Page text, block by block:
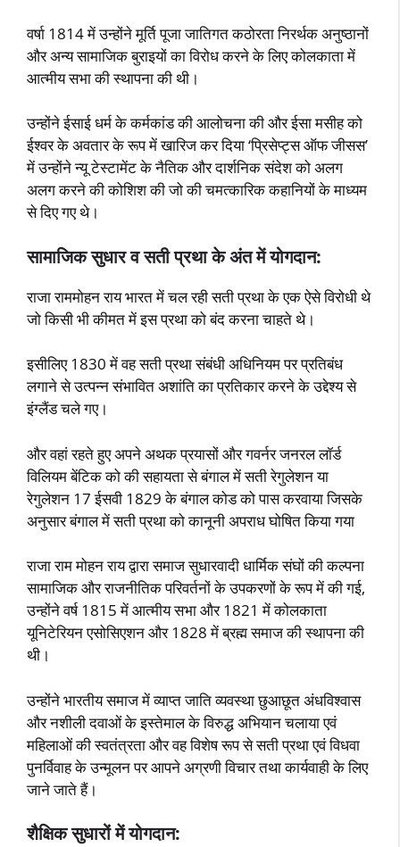
वर्षा 1814 में उन्होंने मूर्ति पूजा जातिगत कठोरता निरर्थक अनुष्ठानों
और अन्य सामाजिक बुराइयों का विरोध करने के लिए कोलकाता में
आत्मीय सभा की स्थापना की थी।
उन्होंने ईसाई धर्म के कर्मकांड की आलोचना की और ईसा मसीह को
ईश्वर के अवतार के रूप में खारिज कर दिया ‘प्रिसेप्ट्स ऑफ जीसस’
में उन्होंने न्यू टेस्टामेंट के नैतिक और दार्शनिक संदेश को अलग
अलग करने की कोशिश की जो की चमत्कारिक कहानियों के माध्यम
से दिए गए थे।
सामाजिक सुधार व सती प्रथा के अंत में योगदान:
राजा राममोहन राय भारत में चल रही सती प्रथा के एक ऐसे विरोधी थे
जो किसी भी कीमत में इस प्रथा को बंद करना चाहते थे।
इसीलिए 1830 में वह सती प्रथा संबंधी अधिनियम पर प्रतिबंध
लगाने से उत्पन्न संभावित अशांति का प्रतिकार करने के उद्देश्य से
इंग्लैंड चले गए।
और वहां रहते हुए अपने अथक प्रयासों और गवर्नर जनरल लॉर्ड
विलियम बेंटिक को की सहायता से बंगाल में सती रेगुलेशन या
रेगुलेशन 17 ईसवी 1829 के बंगाल कोड को पास करवाया जिसके
अनुसार बंगाल में सती प्रथा को कानूनी अपराध घोषित किया गया
राजा राम मोहन राय द्वारा समाज सुधारवादी धार्मिक संघों की कल्पना
सामाजिक और राजनीतिक परिवर्तनों के उपकरणों के रूप में की गई,
उन्होंने वर्ष 1815 में आत्मीय सभा और 1821 में कोलकाता
यूनिटेरियन एसोसिएशन और 1828 में ब्रह्म समाज की स्थापना की
थी।
उन्होंने भारतीय समाज में व्याप्त जाति व्यवस्था छुआछूत अंधविश्वास
और नशीली दवाओं के इस्तेमाल के विरुद्ध अभियान चलाया एवं
महिलाओं की स्वतंत्रता और वह विशेष रूप से सती प्रथा एवं विधवा
पुनर्विवाह के उन्मूलन पर आपने अग्रणी विचार तथा कार्यवाही के लिए
जाने जाते हैं।
शैक्षिक सुधारों में योगदान: